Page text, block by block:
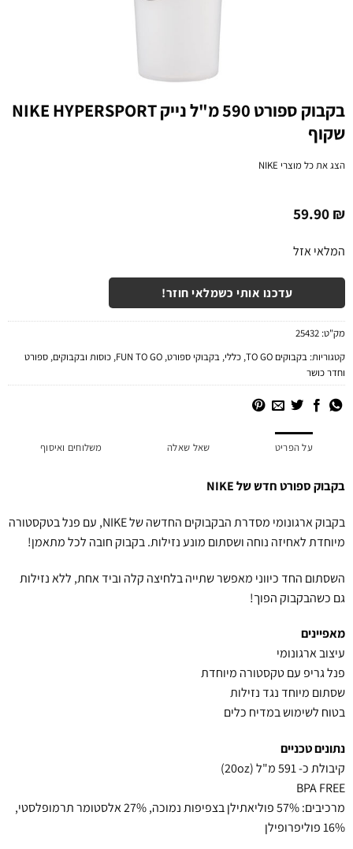
בקבוק ספורט 590 מ"ל נייק NIKE HYPERSPORT
שקוף
הצג את כל מוצריNIKE
59.90₪
המלאי אזל
עדכנו אותי כשמלאי חוזר!
מק"ט:25432
קטגוריות:בקבוקים TO GO ,כללי,בקבוקי ספורט,
FUN TO GO
,כוסות ובקבוקים,ספורט
וחדר כושר
על הפריט שאל שאלה משלוחים ואיסוף
בקבוק ספורט חדש של NIKE
בקבוק ארגונומי מסדרת הבקבוקים החדשה של NIKE, עם פנל בטקסטורה
מיוחדת לאחיזה נוחה ושסתום מונע נזילות. בקבוק חובה לכל מתאמן!
השסתום החד כיווני מאפשר שתייה בלחיצה קלה וביד אחת, ללא נזילות
גם כשהבקבוק הפוך!
מאפיינים
עיצוב ארגונומי
פנל גריפ עם טקסטורה מיוחדת
שסתום מיוחד נגד נזילות
בטוח לשימוש במדיח כלים
נתונים טכניים
קיבולת כ- 591 מ"ל (20oz)
BPA FREE
מרכיבים: 57% פוליאתילן בצפיפות נמוכה, 27% אלסטומר תרמופלסטי,
16% פוליפרופילן